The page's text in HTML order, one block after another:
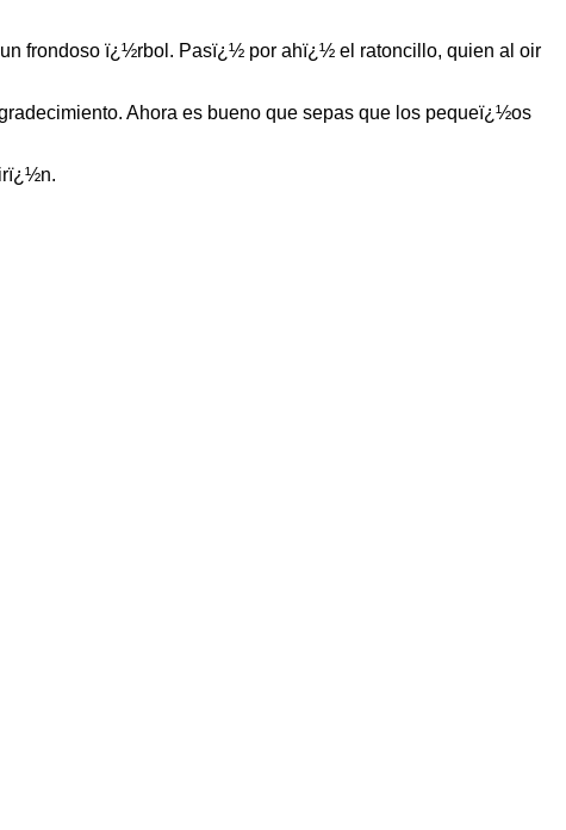
frondoso ï¿½rbol. Pasï¿½ por ahï¿½ el ratoncillo, quien al oir
Ahora es bueno que sepas que los pequeï¿½os